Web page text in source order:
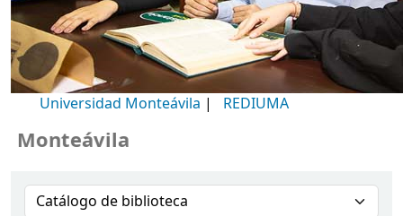
Universidad Monteávila | REDIUMA